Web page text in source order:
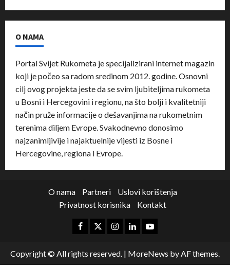
O NAMA
Portal Svijet Rukometa je specijalizirani internet magazin
koji je počeo sa radom sredinom 2012. godine. Osnovni
cilj ovog projekta jeste da se svim ljubiteljima rukometa
u Bosni i Hercegovini i regionu, na što bolji i kvalitetniji
način pruže informacije o dešavanjima na rukometnim
terenima diljem Evrope. Svakodnevno donosimo
najzanimljivije i najaktuelnije vijesti iz Bosne i
Hercegovine, regiona i Evrope.
O nama Partneri
Uslovi korištenja
Privatnost korisnika
Kontakt
Copyright © All rights reserved. | MoreNews by AF themes.